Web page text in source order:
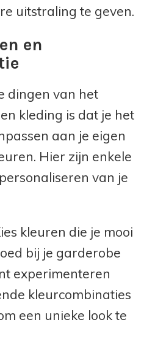
uitstraling te geven.
en
dingen van het
kleding is dat je het
aan je eigen
Hier zijn enkele
van je
kleuren die je mooi
bij je garderobe
experimenteren
kleurcombinaties
een unieke look te